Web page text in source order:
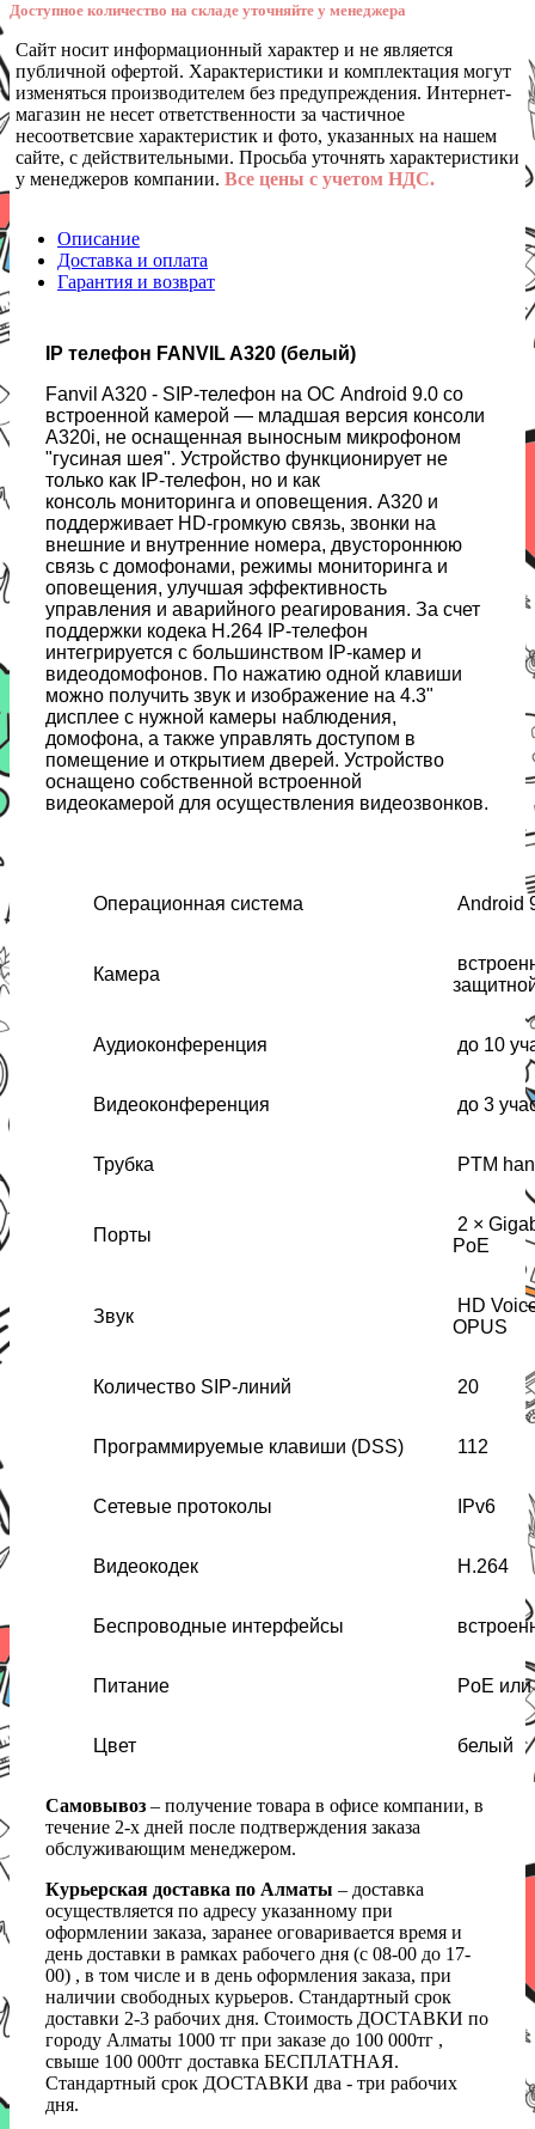
Доступное количество на складе уточняйте у менеджера
Сайт носит информационный характер и не является
публичной офертой. Характеристики и комплектация могут
изменяться производителем без предупреждения. Интернет-
магазин не несет ответственности за частичное
несоответсвие характеристик и фото, указанных на нашем
сайте, с действительными. Просьба уточнять характеристики
у менеджеров компании. Все цены с учетом НДС.
Описание
Доставка и оплата
Гарантия и возврат
IP телефон FANVIL A320 (белый)
Fanvil A320 - SIP-телефон на ОС Android 9.0 со
встроенной камерой — младшая версия консоли
A320i, не оснащенная выносным микрофоном
"гусиная шея". Устройство функционирует не
только как IP-телефон, но и как
консоль мониторинга и оповещения. A320 и
поддерживает HD-громкую связь, звонки на
внешние и внутренние номера, двустороннюю
связь с домофонами, режимы мониторинга и
оповещения, улучшая эффективность
управления и аварийного реагирования. За счет
поддержки кодека H.264 IP-телефон
интегрируется с большинством IP-камер и
видеодомофонов. По нажатию одной клавиши
можно получить звук и изображение на 4.3"
дисплее с нужной камеры наблюдения,
домофона, а также управлять доступом в
помещение и открытием дверей. Устройство
оснащено собственной встроенной
видеокамерой для осуществления видеозвонков.
Операционная система Android
Камера
Аудиоконференция до 10
Видеоконференция до 3
Трубка PTM
Порты
2 ×
PoE
Звук
HD
OPUS
Количество SIP-линий 20
Программируемые клавиши (DSS) 112
Сетевые протоколы IPv6
Видеокодек H.264
Беспроводные интерфейсы
Питание PoE
Цвет белый
Самовывоз – получение товара в офисе компании, в
течение 2-х дней после подтверждения заказа
обслуживающим менеджером.
Курьерская доставка по Алматы – доставка
осуществляется по адресу указанному при
оформлении заказа, заранее оговаривается время и
день доставки в рамках рабочего дня (с 08-00 до 17-
00) , в том числе и в день оформления заказа, при
наличии свободных курьеров. Стандартный срок
доставки 2-3 рабочих дня. Стоимость ДОСТАВКИ по
городу Алматы 1000 тг при заказе до 100 000тг ,
свыше 100 000тг доставка БЕСПЛАТНАЯ.
Стандартный срок ДОСТАВКИ два - три рабочих
дня.